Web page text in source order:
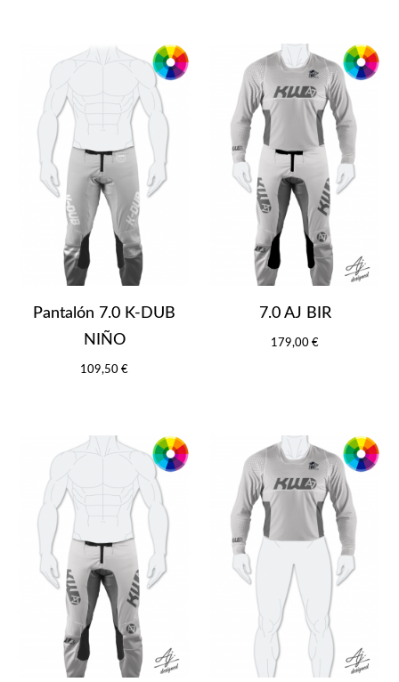
Pantalón 7.0 K-DUB
NIÑO
109,50 €
7.0 AJ BIR
179,00 €